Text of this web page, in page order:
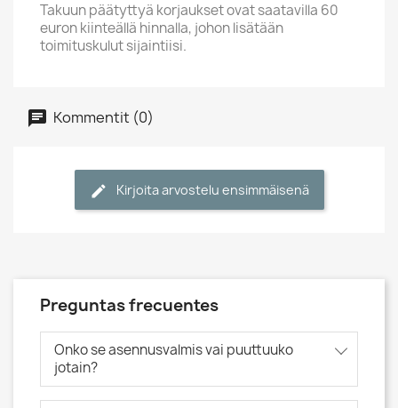
Takuun päätyttyä korjaukset ovat saatavilla 60
euron kiinteällä hinnalla, johon lisätään
toimituskulut sijaintiisi.
Kommentit (0)
Kirjoita arvostelu ensimmäisenä
Preguntas frecuentes
Onko se asennusvalmis vai puuttuuko
jotain?